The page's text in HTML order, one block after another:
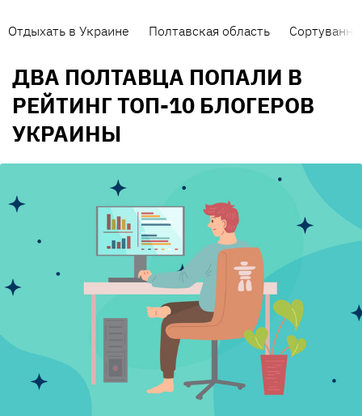
Отдыхать в Украине Полтавская область Сортування
ДВА ПОЛТАВЦА ПОПАЛИ В
РЕЙТИНГ ТОП-10 БЛОГЕРОВ
УКРАИНЫ